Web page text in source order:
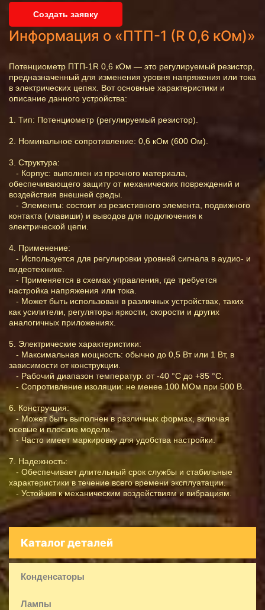
Создать заявку
Информация о «ПТП-1 (R 0,6 кОм)»
Потенциометр ПТП-1R 0,6 кОм — это регулируемый резистор,
предназначенный для изменения уровня напряжения или тока
в электрических цепях. Вот основные характеристики и
описание данного устройства:
1. Тип: Потенциометр (регулируемый резистор).
2. Номинальное сопротивление: 0,6 кОм (600 Ом).
3. Структура:
- Корпус: выполнен из прочного материала,
обеспечивающего защиту от механических повреждений и
воздействия внешней среды.
- Элементы: состоит из резистивного элемента, подвижного
контакта (клавиши) и выводов для подключения к
электрической цепи.
4. Применение:
- Используется для регулировки уровней сигнала в аудио- и
видеотехнике.
- Применяется в схемах управления, где требуется
настройка напряжения или тока.
- Может быть использован в различных устройствах, таких
как усилители, регуляторы яркости, скорости и других
аналогичных приложениях.
5. Электрические характеристики:
- Максимальная мощность: обычно до 0,5 Вт или 1 Вт, в
зависимости от конструкции.
- Рабочий диапазон температур: от -40 °C до +85 °C.
- Сопротивление изоляции: не менее 100 МОм при 500 В.
6. Конструкция:
- Может быть выполнен в различных формах, включая
осевые и плоские модели.
- Часто имеет маркировку для удобства настройки.
7. Надежность:
- Обеспечивает длительный срок службы и стабильные
характеристики в течение всего времени эксплуатации.
- Устойчив к механическим воздействиям и вибрациям.
Каталог деталей
Конденсаторы
Лампы